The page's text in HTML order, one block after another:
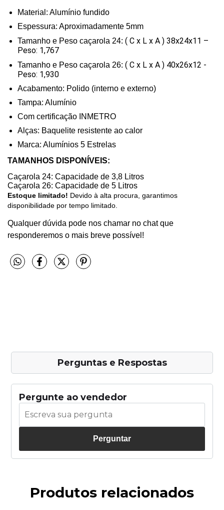
Material: Alumínio fundido
Espessura: Aproximadamente 5mm
Tamanho e Peso caçarola 24: ( C x L x A ) 38x24x11 –
Peso: 1,767
Tamanho e Peso caçarola 26: ( C x L x A ) 40x26x12 -
Peso: 1,930
Acabamento: Polido (interno e externo)
Tampa: Alumínio
Com certificação INMETRO
Alças: Baquelite resistente ao calor
Marca: Alumínios 5 Estrelas
TAMANHOS DISPONÍVEIS:
Caçarola 24: Capacidade de 3,8 Litros
Caçarola 26: Capacidade de 5 Litros
Estoque limitado! Devido à alta procura, garantimos
disponibilidade por tempo limitado.
Qualquer dúvida pode nos chamar no chat que
responderemos o mais breve possível!
Perguntas e Respostas
Pergunte ao vendedor
Perguntar
Produtos relacionados